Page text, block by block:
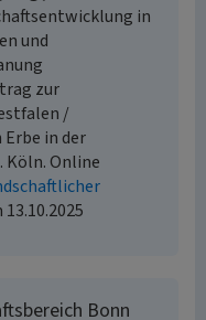
in
und
zur
/
in der
Köln. Online
Bonn